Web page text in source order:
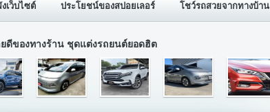
เว็บไซต์ ประโยชน์ของสปอยเลอร์ โชว์รถสวยจากทางบ้าน
ดีของทางร้าน ชุดแต่งรถยนต์ยอดฮิต